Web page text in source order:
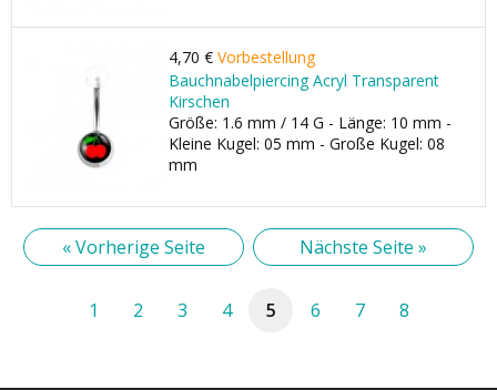
4,70 € Vorbestellung
Bauchnabelpiercing Acryl Transparent
Kirschen
Größe: 1.6 mm / 14 G - Länge: 10 mm -
Kleine Kugel: 05 mm - Große Kugel: 08
mm
« Vorherige Seite Nächste Seite »
1 2 3 4 5 6 7 8